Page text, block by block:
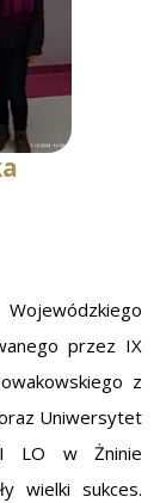
przez IX
z
Uniwersytet
I LO w Żninie
wielki sukces.